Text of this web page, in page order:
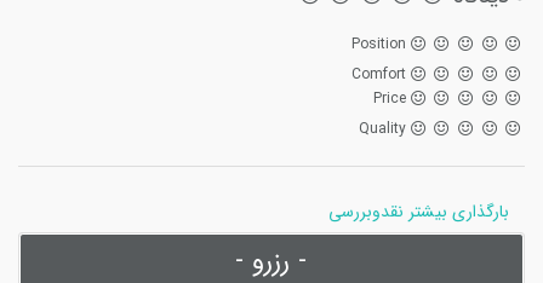
Position
Comfort
Price
Quality
بارگذاری بیشتر نقدوبررسی
- رزرو -